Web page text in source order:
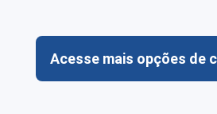
Acesse mais opções de